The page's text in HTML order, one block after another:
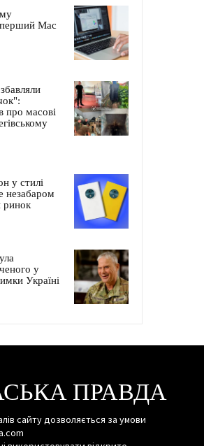
перший Mac
про масові
у стилі
незабаром
ринок
у
Україні
ПРАВДА
сайту дозволяється за умови